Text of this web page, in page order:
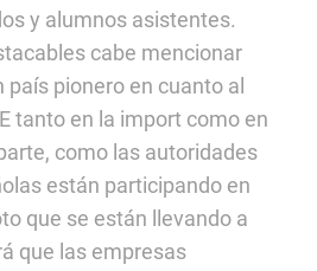
y alumnos asistentes.
cabe mencionar
país pionero en cuanto al
tanto en la import como en
como las autoridades
están participando en
que se están llevando a
que las empresas